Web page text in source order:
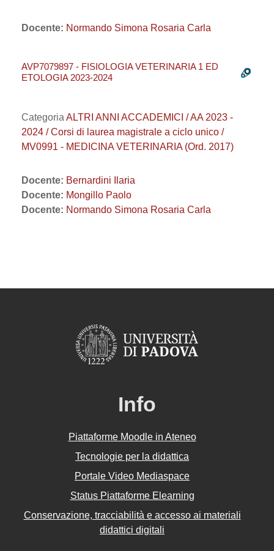
Docente: Normando Simona Rosaria Carla
AVP7079897 - FISIOLOGIA VETERINARIA 1 ED
ETOLOGIA 2023-2024
Categoria ALTRI ANNI ACCADEMICI / AA 2023 -
2024 / Corsi di laurea magistrale a ciclo unico /
MV0991 - MEDICINA VETERINARIA (Ord. 2017)
Docente: Bernardini Ilaria
Docente: Mongillo Paolo
Docente: Normando Simona Rosaria Carla
Info
Piattaforme Moodle in Ateneo
Tecnologie per la didattica
Portale Video Mediaspace
Status Piattaforme Elearning
Conservazione, tracciabilità e accesso ai materiali
didattici digitali